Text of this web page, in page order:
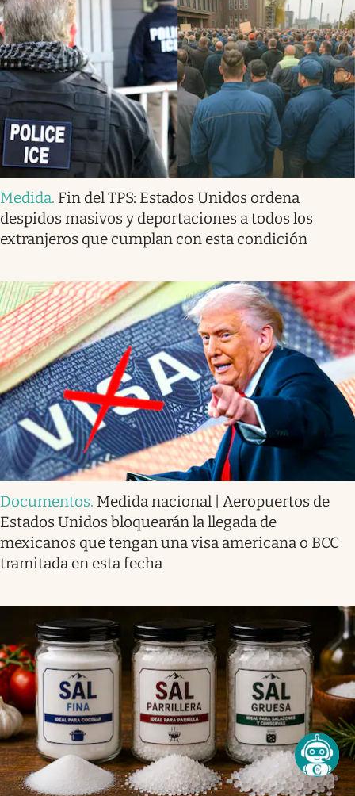
Medida. Fin del TPS: Estados Unidos ordena
despidos masivos y deportaciones a todos los
extranjeros que cumplan con esta condición
Documentos. Medida nacional | Aeropuertos de
Estados Unidos bloquearán la llegada de
mexicanos que tengan una visa americana o BCC
tramitada en esta fecha